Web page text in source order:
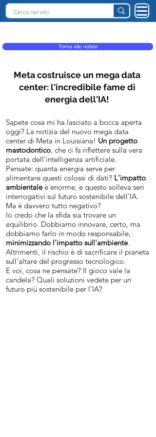
Torna alle notizie
Meta costruisce un mega data
center: l'incredibile fame di
energia dell'IA!
Sapete cosa mi ha lasciato a bocca aperta
oggi? La notizia del nuovo mega data
center di Meta in Louisiana! Un progetto
mastodontico, che ci fa riflettere sulla vera
portata dell'intelligenza artificiale.
Pensate: quanta energia serve per
alimentare questi colossi di dati? L'impatto
ambientaleè enorme, e questo solleva seri
interrogativi sul futuro sostenibile dell'IA.
Ma è davvero tutto negativo?
Io credo che la sfida sia trovare un
equilibrio. Dobbiamo innovare, certo, ma
dobbiamo farlo in modo responsabile,
minimizzando l'impatto sull'ambiente.
Altrimenti, il rischio è di sacrificare il pianeta
sull'altare del progresso tecnologico.
E voi, cosa ne pensate? Il gioco vale la
candela? Quali soluzioni vedete per un
futuro più sostenibile per l'IA?